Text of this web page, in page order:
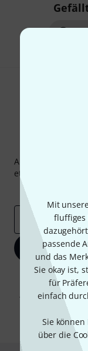
Mit
fluffiges
passende
und das
Sie okay ist,
für
einfach
Sie
über die
Abonniere den
etwas Glück einen
E-Mail-Adresse*
Mit Klick auf
Werbung und einer
Abmeldung ist